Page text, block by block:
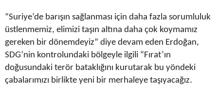
“Suriye’de barışın sağlanması için daha fazla sorumluluk
üstlenmemiz, elimizi taşın altına daha çok koymamız
gereken bir dönemdeyiz” diye devam eden Erdoğan,
SDG’nin kontrolundaki bölgeyle ilgili “Fırat’ın
doğusundaki terör bataklığını kurutarak bu yöndeki
çabalarımızı birlikte yeni bir merhaleye taşıyacağız.